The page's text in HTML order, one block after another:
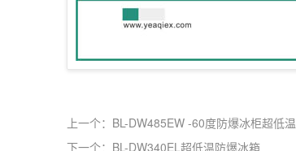
上一个：BL-DW485EW -60度防爆冰柜超低温
下一个：BL-DW340EL超低温防爆冰箱